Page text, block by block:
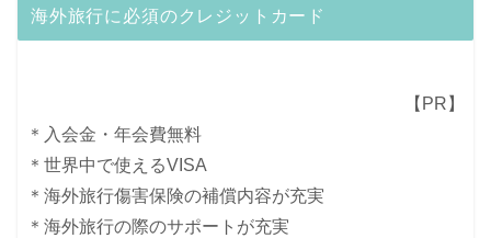
海外旅行に必須のクレジットカード
【PR】
＊入会金・年会費無料
＊世界中で使えるVISA
＊海外旅行傷害保険の補償内容が充実
＊海外旅行の際のサポートが充実